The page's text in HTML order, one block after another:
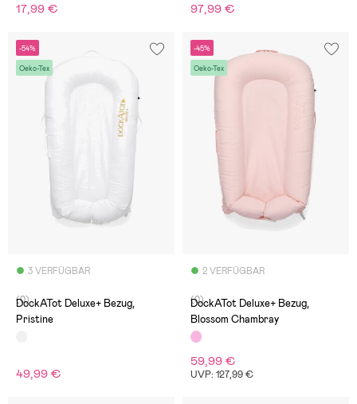
17,99 € 97,99 €
-54%
Oeko-Tex
3 VERFÜGBAR
(0)
DockATot Deluxe+ Bezug,
Pristine
49,99 €
-45%
Oeko-Tex
2 VERFÜGBAR
(0)
DockATot Deluxe+ Bezug,
Blossom Chambray
59,99 €
UVP: 127,99 €